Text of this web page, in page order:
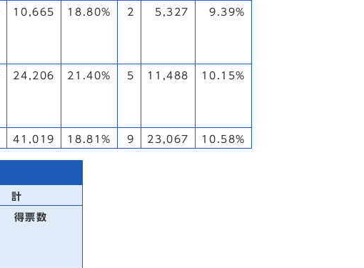
10,665 18.80% 2 5,327 9.39%
24,206 21.40% 5 11,488 10.15%
41,019 18.81% 9 23,067 10.58%
計
得票数